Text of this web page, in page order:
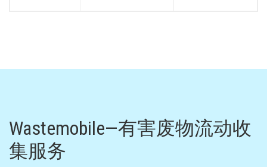
Wastemobile—有害废物流动收
集服务